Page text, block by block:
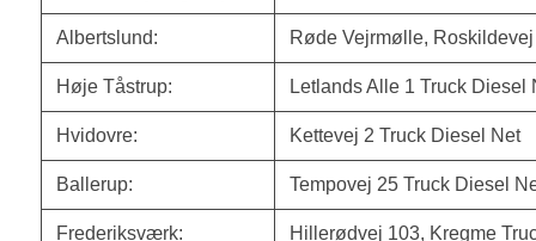
Albertslund: Røde Vejrmølle, Roskildevej
Høje Tåstrup: Letlands Alle 1 Truck Diesel
Hvidovre: Kettevej 2 Truck Diesel Net
Ballerup: Tempovej 25 Truck Diesel
Frederiksværk: Hillerødvej 103, Kregme